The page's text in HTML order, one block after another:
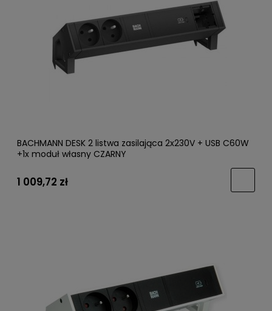
BACHMANN DESK 2 listwa zasilająca 2x230V + USB C60W
+1x moduł własny CZARNY
1 009,72 zł